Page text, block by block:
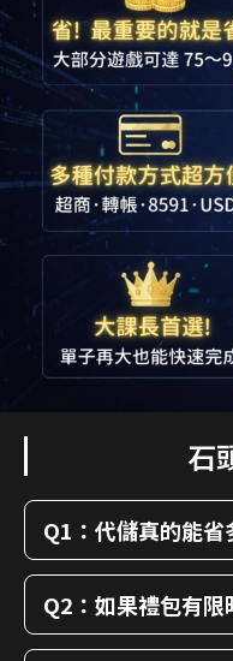
石
Q1：代儲真的能省
Q2：如果禮包有限